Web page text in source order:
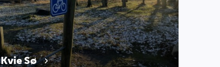
Kvie Sø